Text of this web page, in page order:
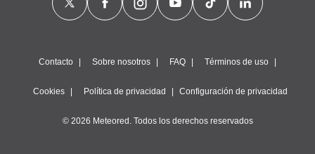
Contacto Sobre nosotros FAQ Términos de uso
Cookies Política de privacidad Configuración de privacidad
© 2026 Meteored. Todos los derechos reservados